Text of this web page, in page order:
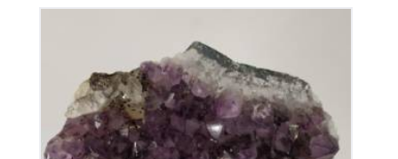
Améthyste du Brésil